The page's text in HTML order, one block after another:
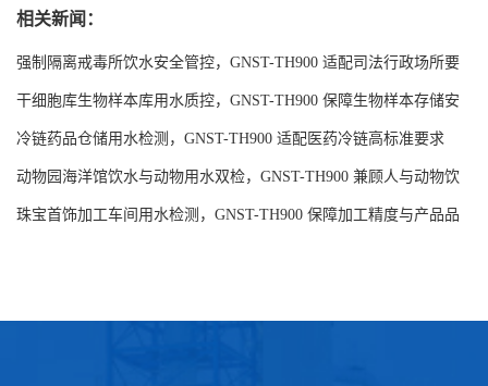
相关新闻：
强制隔离戒毒所饮水安全管控，GNST-TH900 适配司法行政场所要
求
干细胞库生物样本库用水质控，GNST-TH900 保障生物样本存储安
全
冷链药品仓储用水检测，GNST-TH900 适配医药冷链高标准要求
动物园海洋馆饮水与动物用水双检，GNST-TH900 兼顾人与动物饮
水安全
珠宝首饰加工车间用水检测，GNST-TH900 保障加工精度与产品品